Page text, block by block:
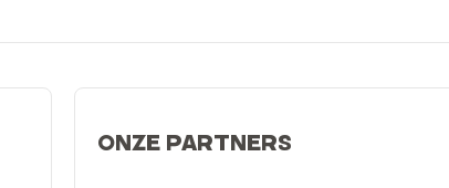
ONZE PARTNERS